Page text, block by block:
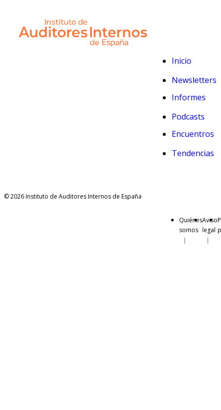
Inicio
Newsletters
Informes
Podcasts
Encuentros
Tendencias
© 2026 Instituto de Auditores Internos de España
Quiénes
somos
Aviso
legal